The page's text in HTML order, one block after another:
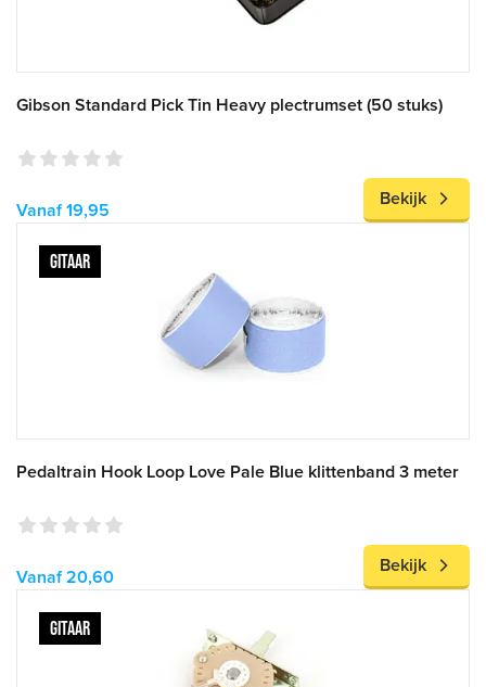
Gibson Standard Pick Tin Heavy plectrumset (50 stuks)
Vanaf 19,95
Bekijk
GITAAR
Pedaltrain Hook Loop Love Pale Blue klittenband 3 meter
Vanaf 20,60
Bekijk
GITAAR